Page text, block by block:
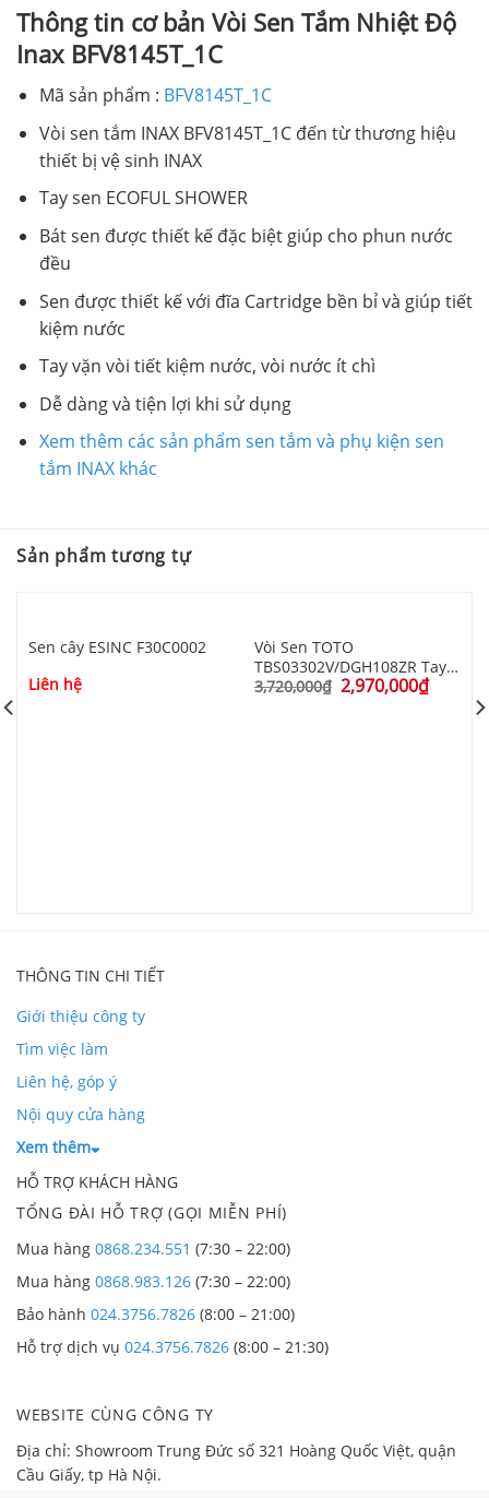
Thông tin cơ bản Vòi Sen Tắm Nhiệt Độ
Inax BFV8145T_1C
Mã sản phẩm : BFV8145T_1C
Vòi sen tắm INAX BFV8145T_1C đến từ thương hiệu
thiết bị vệ sinh INAX
Tay sen ECOFUL SHOWER
Bát sen được thiết kế đặc biệt giúp cho phun nước
đều
Sen được thiết kế với đĩa Cartridge bền bỉ và giúp tiết
kiệm nước
Tay vặn vòi tiết kiệm nước, vòi nước ít chì
Dễ dàng và tiện lợi khi sử dụng
Xem thêm các sản phẩm sen tắm và phụ kiện sen
tắm INAX khác
Sản phẩm tương tự
Sen cây ESINC F30C0002
Liên hệ
Vòi Sen TOTO
TBS03302V/DGH108ZR Tay
Sen 5 Chế Độ
3,720,000₫ 2,970,000₫
THÔNG TIN CHI TIẾT
Giới thiệu công ty
Tìm việc làm
Liên hệ, góp ý
Nội quy cửa hàng
Xem thêm
HỖ TRỢ KHÁCH HÀNG
TỔNG ĐÀI HỖ TRỢ (GỌI MIỄN PHÍ)
Mua hàng 0868.234.551 (7:30 – 22:00)
Mua hàng 0868.983.126 (7:30 – 22:00)
Bảo hành 024.3756.7826 (8:00 – 21:00)
Hỗ trợ dịch vụ 024.3756.7826 (8:00 – 21:30)
WEBSITE CÙNG CÔNG TY
Địa chỉ: Showroom Trung Đức số 321 Hoàng Quốc Việt, quận
Cầu Giấy, tp Hà Nội.